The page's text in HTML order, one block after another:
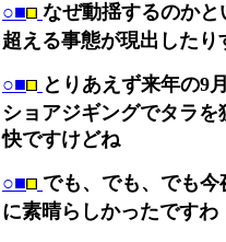
○■ なぜ動揺するのか
超える事態が現出したり
○■ とりあえず来年の9
ショアジギングでタラ
快ですけどね
○■ でも、でも、でも
に素晴らしかったですわ